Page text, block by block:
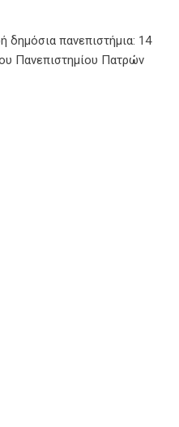
δημόσια πανεπιστήμια: 14
Πανεπιστημίου Πατρών